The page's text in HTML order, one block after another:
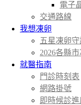
電子
交通路線
我想凍卵
五星凍卵
2026各縣
就醫指南
門診時刻表
網路掛號
即時候診進